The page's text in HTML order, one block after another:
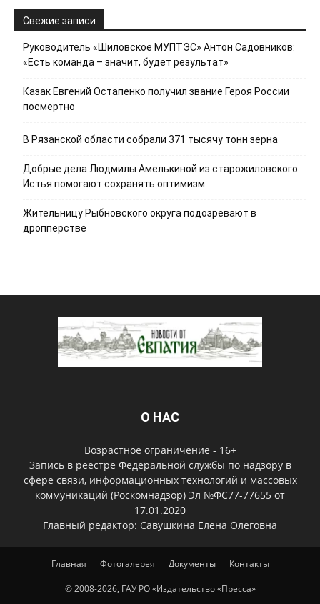
Свежие записи
Руководитель «Шиловское МУПТЭС» Антон Садовников:
«Есть команда – значит, будет результат»
Казак Евгений Остапенко получил звание Героя России
посмертно
В Рязанской области собрали 371 тысячу тонн зерна
Добрые дела Людмилы Амелькиной из старожиловского
Истья помогают сохранять оптимизм
Жительницу Рыбновского округа подозревают в
дропперстве
О НАС
Возрастное ограничение - 16+
Запись в реестре Федеральной службы по надзору в
сфере связи, информационных технологий и массовых
коммуникаций (Роскомнадзор) Эл №ФС77-77655 от
17.01.2020
Главный редактор: Савушкина Елена Олеговна
Главная Фотогалерея Документы Контакты
© 2008-2026, ГАУ РО «Издательство «Пресса»